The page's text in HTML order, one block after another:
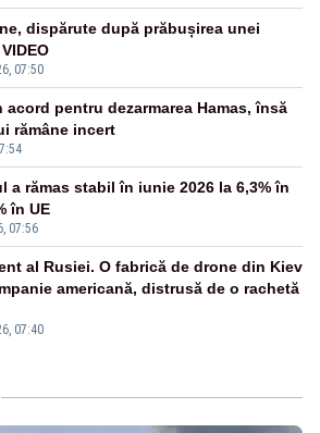
07:50
dispărute după prăbușirea unei
acord pentru dezarmarea Hamas, însă
rămâne incert
07:56
a rămas stabil în iunie 2026 la 6,3% în
în UE
07:40
al Rusiei. O fabrică de drone din Kiev
americană, distrusă de o rachetă